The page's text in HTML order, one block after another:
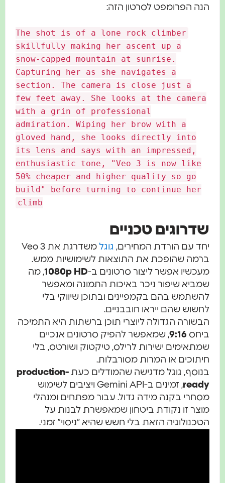
הפרומפט לסרטון הזה:
The shot is of a lone rock climber
skillfully making her ascent up a
snow-capped mountain at sunrise.
Capturing her as she navigates a
section. The camera is close just a
few feet away. She looks at the
with a grin of professional
admiration. Wiping her brow with a
gloved hand, she looks directly into
its lens and says with an impressed,
enthusiastic tone, "Veo 3 is now like
50% cheaper and higher quality so go
build" before turning to continue her
climb
טכניים
עם הורדת המחירים,גוגל
משדרגת את Veo 3
שהופכת את התוצאות לשימושיות ממש.
אפשר ליצור סרטונים ב-1080p HD, מה
שיפור ניכר באיכות התמונה ומאפשר
בהם בקמפיינים ובתוכן שיווקי בלי
שהם ייראו חובבניים.
הגדולה ליוצרי תוכן ברשתות היא התמיכה
9:16 , שמאפשר להפיק סרטונים אנכיים
ישירות לרילס, טיקטוק ושורטס, בלי
או המרות מסורבלות.
גוגל מדגישה שהמודלים כעת production-
, זמינים ב-Gemini API ויציבים לשימוש
בקנה מידה גדול. עבור מפתחים ומנהלי
זו נקודת ביטחון שמאפשרת לבנות על
הזאת בלי חשש שהיא “ניסוי” זמני.